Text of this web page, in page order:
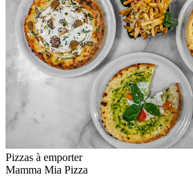
Pizzas à emporter
Mamma Mia Pizza